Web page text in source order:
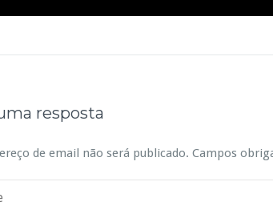
resposta
de email não será publicado. Campos